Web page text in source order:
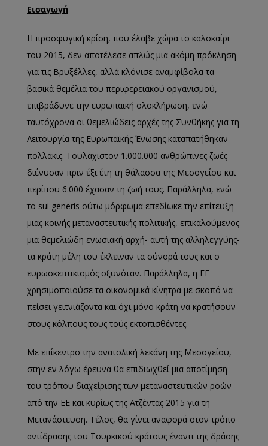
Εισαγωγή
Η προσφυγική κρίση, που έλαβε χώρα το καλοκαίρι
του 2015, δεν αποτέλεσε απλώς μια ακόμη πρόκληση
για τις Βρυξέλλες, αλλά κλόνισε αναμφίβολα τα
βασικά θεμέλια του περιφερειακού οργανισμού,
επιβράδυνε την ευρωπαϊκή ολοκλήρωση, ενώ
ταυτόχρονα οι θεμελιώδεις αρχές της Συνθήκης για τη
Λειτουργία της Ευρωπαϊκής Ένωσης καταπατήθηκαν
πολλάκις. Τουλάχιστον 1.000.000 ανθρώπινες ζωές
διένυσαν πριν έξι έτη τη θάλασσα της Μεσογείου και
περίπου 6.000 έχασαν τη ζωή τους. Παράλληλα, ενώ
το sui generis ούτω μόρφωμα επεδίωκε την επίτευξη
μιας κοινής μεταναστευτικής πολιτικής, επικαλούμενος
μια θεμελιώδη ενωσιακή αρχή- αυτή της αλληλεγγύης-
τα κράτη μέλη του έκλειναν τα σύνορά τους και ο
ευρωσκεπτικισμός οξυνόταν. Παράλληλα, η ΕΕ
χρησιμοποιούσε τα οικονομικά κίνητρα με σκοπό να
πείσει γειτνιάζοντα και όχι μόνο κράτη να κρατήσουν
στους κόλπους τους τούς εκτοπισθέντες.
Με επίκεντρο την ανατολική λεκάνη της Μεσογείου,
στην εν λόγω έρευνα θα επιδιωχθεί μια αποτίμηση
του τρόπου διαχείρισης των μεταναστευτικών ροών
από την ΕΕ και κυρίως της Ατζέντας 2015 για τη
Μετανάστευση. Τέλος, θα γίνει αναφορά στον τρόπο
αντίδρασης του Τουρκικού κράτους έναντι της δράσης